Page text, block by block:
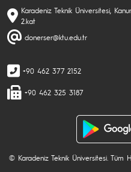
Karadeniz Teknik Üniversitesi,
2.kat
donerser@ktu.edu.tr
+90 462 377 2152
+90 462 325 3187
© Karadeniz Teknik Üniversitesi. Tüm